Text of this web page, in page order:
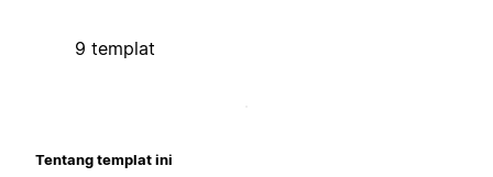
9 templat
Tentang templat ini